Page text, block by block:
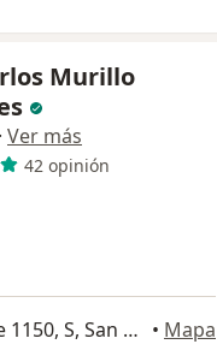
Murillo
· Ver más
42 opinión
Avenida del Parque norte 1150, S, San Borja • Mapa